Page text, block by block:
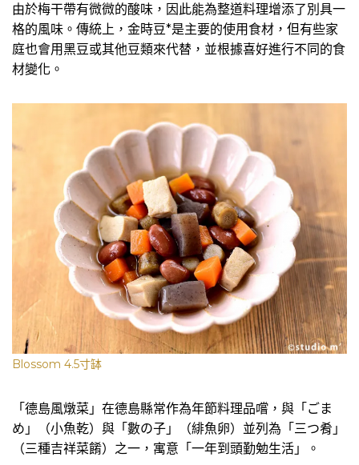
由於梅干帶有微微的酸味，因此能為整道料理增添了別具一
格的風味。傳統上，金時豆*是主要的使用食材，但有些家
庭也會用黑豆或其他豆類來代替，並根據喜好進行不同的食
材變化。
Blossom 4.5寸缽
「德島風燉菜」在德島縣常作為年節料理品嚐，與「ごま
め」（小魚乾）與「數の子」（緋魚卵）並列為「三つ肴」
（三種吉祥菜餚）之一，寓意「一年到頭勤勉生活」。